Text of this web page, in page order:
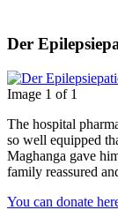
Der
Image 1 of 1
The hospital
so well equipped
Maghanga gave
family reassured
You can donate